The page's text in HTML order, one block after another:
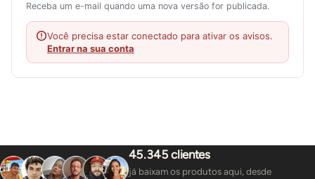
Receba um e-mail quando uma nova versão for publicada.
Você precisa estar conectado para ativar os avisos.
Entrar na sua conta
45.345 clientes
já baixam os produtos aqui, desde